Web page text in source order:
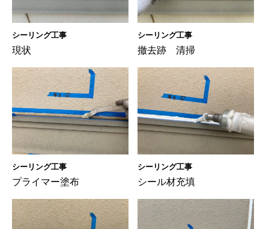
シーリング工事
現状
シーリング工事
撤去跡 清掃
シーリング工事
プライマー塗布
シーリング工事
シール材充填